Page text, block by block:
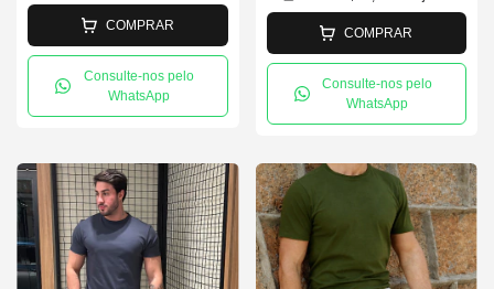
COMPRAR
Consulte-nos pelo
WhatsApp
COMPRAR
Consulte-nos pelo
WhatsApp